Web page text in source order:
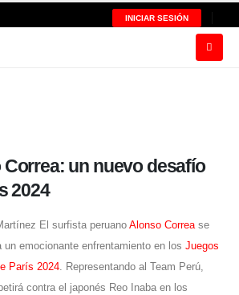
INICIAR SESIÓN
un nuevo desafío
2024
El surfista peruano Alonso Correa se
un emocionante enfrentamiento en los Juegos
París 2024. Representando al Team Perú,
contra el japonés Reo Inaba en los